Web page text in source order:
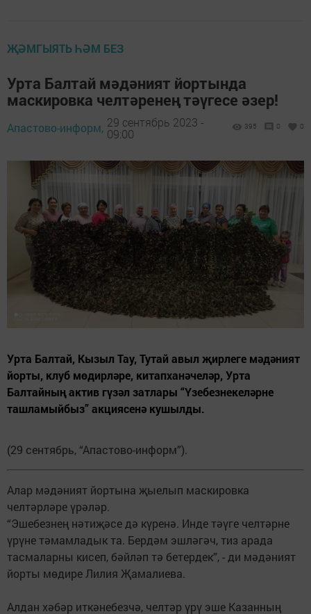
ҖӘМГЫЯТЬ ҺӘМ БЕЗ
Урта Балтай мәдәният йортында
маскировка челтәренең тәүгесе әзер!
Апастово-информ, 29 сентябрь 2023 -
09:00
395 0 0
Урта Балтай, Кызыл Тау, Тутай авыл җирлеге мәдәният
йорты, клуб мөдирләре, китапханәчеләр, Урта
Балтайның актив гүзәл затлары “Үзебезнекеләрне
ташламыйбыз” акциясенә кушылды.
(29 сентябрь, “Апастово-информ”).
Алар мәдәният йортына җыелып маскировка
челтәрләре үрәләр.
“Эшебезнең нәтиҗәсе дә күренә. Инде тәүге челтәрне
үрүне тәмамладык та. Бердәм эшләгәч, тиз арада
тасмаларны кисеп, бәйләп тә бетердек”, - ди мәдәният
йорты мөдире Лилия Җамалиева.
Алдан хәбәр иткәнебезчә, челтәр үрү эше Казанның